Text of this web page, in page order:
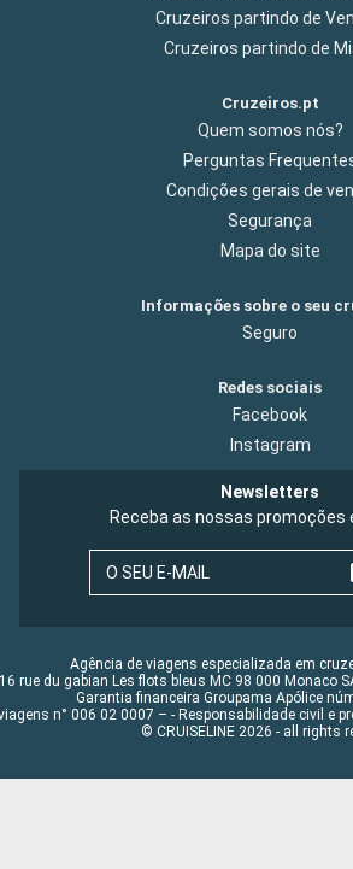
Cruzeiros partindo de
Cruzeiros partindo de
Cruzeiros.pt
Quem somos nós?
Perguntas
Condições gerais de
Segurança
Mapa do site
Informações sobre o seu
Seguro
Redes sociais
Facebook
Instagram
Newsletters
Receba as nossas promoções
O SEU E-MAIL
Agência de viagens especializada em
16 rue du gabian Les flots bleus MC 98 000 Monaco
Garantia financeira Groupama Apólice
n° 006 02 0007 – - Responsabilidade civil e
© CRUISELINE 2026 - all rights